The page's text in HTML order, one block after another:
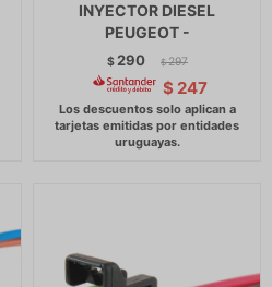
INYECTOR DIESEL
PEUGEOT -
$ 290 $ 297
$ 247